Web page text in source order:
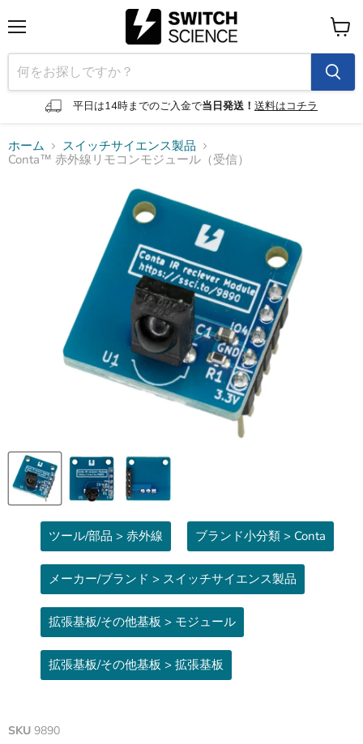
ニ
ュ
ー
平日は14時までのご入金で当日発送！ 送料はコチラ
カ
ー
ト
を
見
ホーム
スイッチサイエンス製品
Conta™ 赤外線リモコンモジュール（受信）
ツール/部品 > 赤外線 ブランド小分類 > Conta
メーカー/ブランド > スイッチサイエンス製品
拡張基板/その他基板 > モジュール
拡張基板/その他基板 > 拡張基板
SKU 9890